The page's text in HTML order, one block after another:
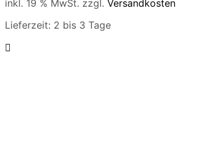
inkl. 19 % MwSt. zzgl. Versandkosten
Lieferzeit: 2 bis 3 Tage